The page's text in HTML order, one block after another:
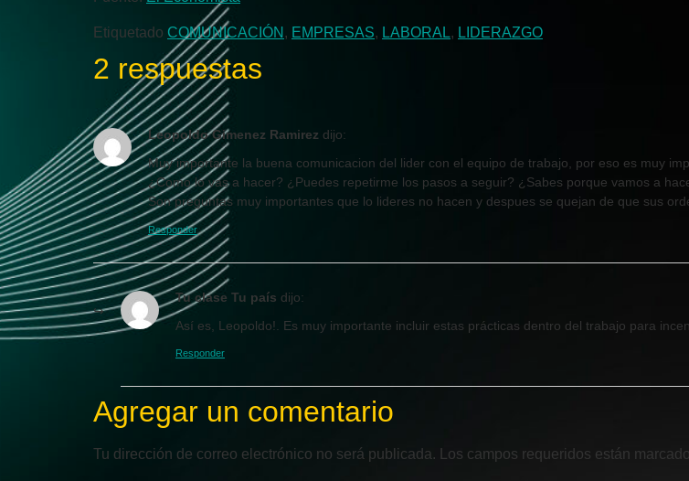
Etiquetado COMUNICACIÓN , EMPRESAS, LABORAL, LIDERAZGO
2 respuestas
Leopoldo Gimenez Ramirez dijo:
Muy importante la buena comunicacion del lider con el equipo de trabajo, por eso es muy
¿Como lo vas a hacer? ¿Puedes repetirme los pasos a seguir? ¿Sabes porque vamos a
Son preguntas muy importantes que lo lideres no hacen y despues se quejan de que sus
Responder
Tu clase Tu país dijo:
Así es, Leopoldo!. Es muy importante incluir estas prácticas dentro del trabajo para
Responder
Agregar un comentario
Tu dirección de correo electrónico no será publicada. Los campos requeridos están